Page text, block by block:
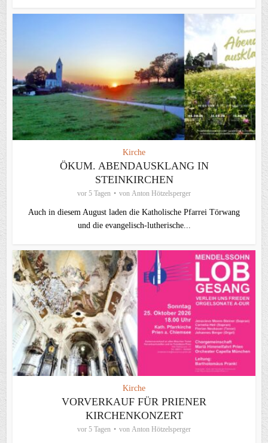
Kirche
ÖKUM. ABENDAUSKLANG IN
STEINKIRCHEN
vor 5 Tagen von Anton Hötzelsperger
Auch in diesem August laden die Katholische Pfarrei Törwang
und die evangelisch‑lutherische...
Kirche
VORVERKAUF FÜR PRIENER
KIRCHENKONZERT
vor 5 Tagen von Anton Hötzelsperger